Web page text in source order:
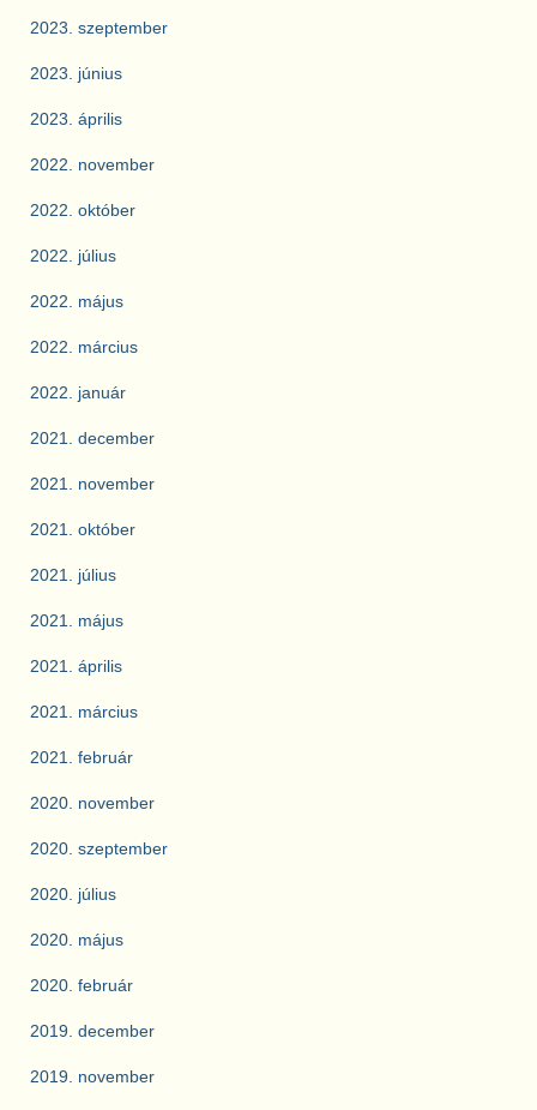
2023. szeptember
2023. június
2023. április
2022. november
2022. október
2022. július
2022. május
2022. március
2022. január
2021. december
2021. november
2021. október
2021. július
2021. május
2021. április
2021. március
2021. február
2020. november
2020. szeptember
2020. július
2020. május
2020. február
2019. december
2019. november